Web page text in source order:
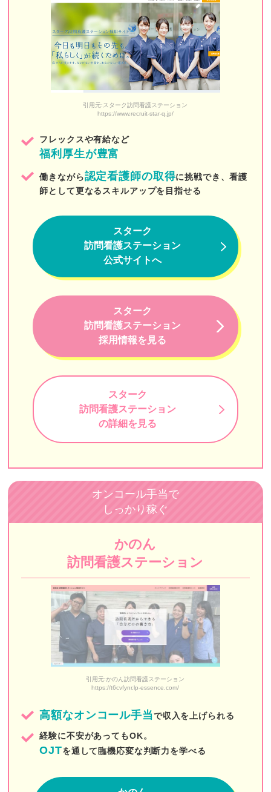
訪問看護ステーションSUN
野いちご訪問看護ステーション
あまね看護ステーション
スターク訪問看護ステーション
中央リハ訪問看護ステーション
ツクイ訪問看護サービス
zen place（ゼンプレイス）
そらまめ訪問看護ステーション
ハピネスケア
メディカルステーションくるみ
江戸東京訪問看護リハビリステーション
ふぅ訪問看護ステーション（閉業※）
すえひろ訪問看護ステーション
けせら
さくら訪問看護リハビリステーション
在宅看護センター本郷
ケアセンター エーデルワイス
フレアス訪問看護ステーション
ホームナースステーションin芝公園
プレモ訪問看護リハビリステーション
K港ステーション
ニチイの介護（ニチイ学館）
セントケア東京
あいらく訪問看護ステーション飯田橋
訪問看護ステーションあずき
引用元:スターク訪問看護ステーション
https://www.recruit-star-q.jp/
フレックスや有給など
福利厚生が豊富
働きながら認定看護師の取得に挑戦でき、看護
師として更なるスキルアップを目指せる
スターク
訪問看護ステーション
公式サイトへ
スターク
訪問看護ステーション
採用情報を見る
スターク
訪問看護ステーション
の詳細を見る
オンコール手当で
しっかり稼ぐ
かのん
訪問看護ステーション
引用元:かのん訪問看護ステーション
https://t6cvfynr.lp-essence.com/
高額なオンコール手当で収入を上げられる
経験に不安があってもOK。
OJTを通して臨機応変な判断力を学べる